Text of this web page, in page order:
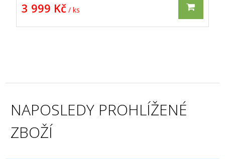
3 999 Kč / ks
NAPOSLEDY PROHLÍŽENÉ
ZBOŽÍ